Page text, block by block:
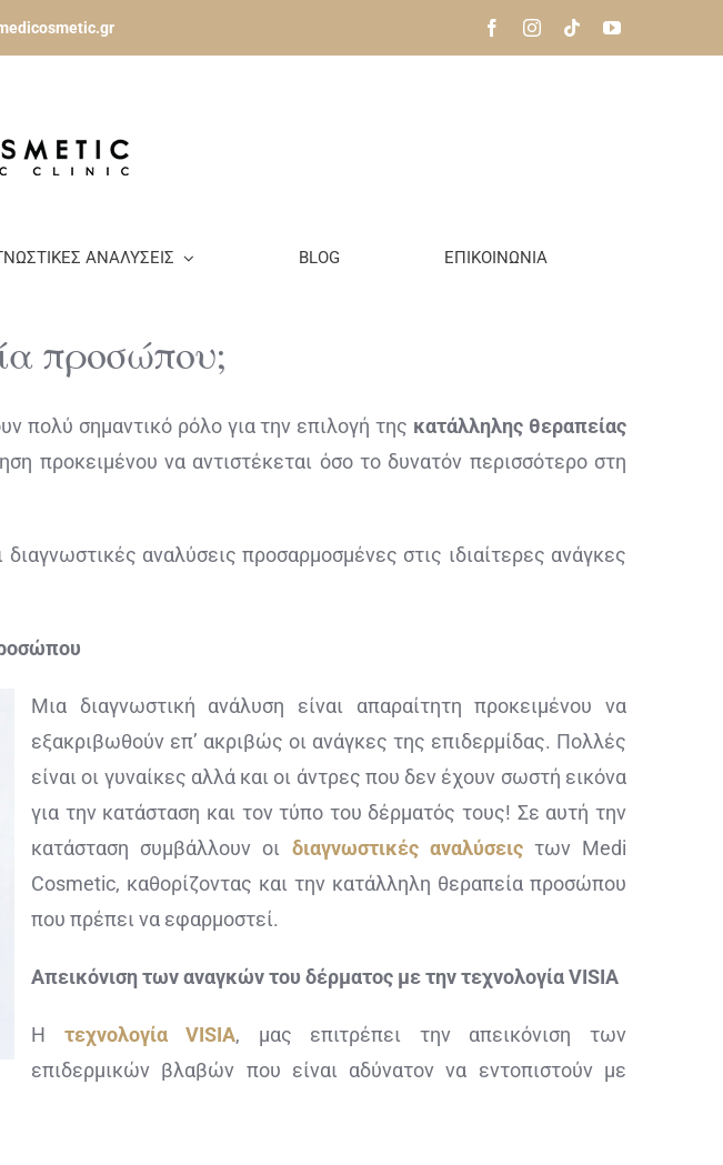
ΑΝΑΛΥΣΕΙΣ BLOG ΕΠΙΚΟΙΝΩΝΙΑ
προσώπου;
πολύ σημαντικό ρόλο για την επιλογή της κατάλληλης θεραπείας
προκειμένου να αντιστέκεται όσο το δυνατόν περισσότερο στη
αναλύσεις προσαρμοσμένες στις ιδιαίτερες ανάγκες
Μια διαγνωστική ανάλυση είναι απαραίτητη προκειμένου να
εξακριβωθούν επ’ ακριβώς οι ανάγκες της επιδερμίδας. Πολλές
είναι οι γυναίκες αλλά και οι άντρες που δεν έχουν σωστή εικόνα
για την κατάσταση και τον τύπο του δέρματός τους! Σε αυτή την
κατάσταση συμβάλλουν οι διαγνωστικές αναλύσειςτων Medi
Cosmetic, καθορίζοντας και την κατάλληλη θεραπεία προσώπου
που πρέπει να εφαρμοστεί.
Απεικόνιση των αναγκών του δέρματος με την τεχνολογία VISIA
Η τεχνολογία VISIA, μας επιτρέπει την απεικόνιση των
επιδερμικών βλαβών που είναι αδύνατον να εντοπιστούν με